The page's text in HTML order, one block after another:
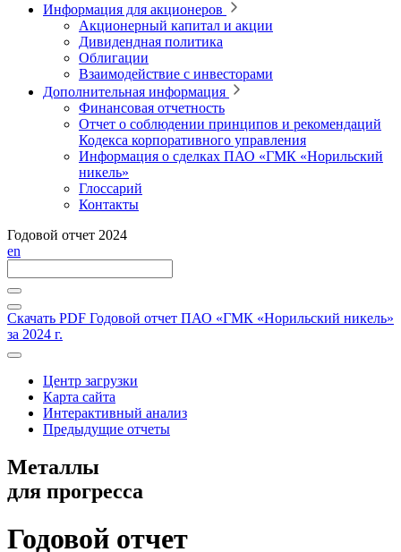
Информация для акционеров
Акционерный капитал и акции
Дивидендная политика
Облигации
Взаимодействие с инвесторами
Дополнительная информация
Финансовая отчетность
Отчет о соблюдении принципов и рекомендаций
Кодекса корпоративного управления
Информация о сделках ПАО «ГМК «Норильский
никель»
Глоссарий
Контакты
Годовой отчет 2024
en
Скачать PDF Годовой отчет ПАО «ГМК «Норильский никель»
за 2024 г.
Центр загрузки
Карта сайта
Интерактивный анализ
Предыдущие отчеты
Металлы
для прогресса
Годовой отчет